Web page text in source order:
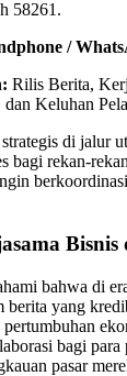
58261.
/
Rilis Berita,
Keluhan
di jalur
bagi rekan-
Bisnis
bahwa di
berita yang
bagi
pasar